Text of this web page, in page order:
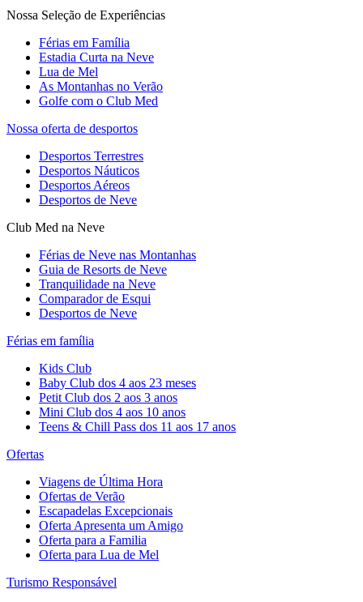
Nossa Seleção de Experiências
Férias em Família
Estadia Curta na Neve
Lua de Mel
As Montanhas no Verão
Golfe com o Club Med
Nossa oferta de desportos
Desportos Terrestres
Desportos Náuticos
Desportos Aéreos
Desportos de Neve
Club Med na Neve
Férias de Neve nas Montanhas
Guia de Resorts de Neve
Tranquilidade na Neve​
Comparador de Esqui
Desportos de Neve
Férias em família
Kids Club
Baby Club dos 4 aos 23 meses
Petit Club dos 2 aos 3 anos
Mini Club dos 4 aos 10 anos
Teens & Chill Pass dos 11 aos 17 anos
Ofertas
Viagens de Última Hora
Ofertas de Verão
Escapadelas Excepcionais
Oferta Apresenta um Amigo
Oferta para a Familia
Oferta para Lua de Mel
Turismo Responsável